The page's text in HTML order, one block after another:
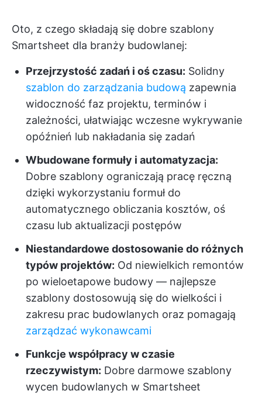
Oto, z czego składają się dobre szablony
Smartsheet dla branży budowlanej:
Przejrzystość zadań i oś czasu: Solidny
szablon do zarządzania budową zapewnia
widoczność faz projektu, terminów i
zależności, ułatwiając wczesne wykrywanie
opóźnień lub nakładania się zadań
Wbudowane formuły i automatyzacja:
Dobre szablony ograniczają pracę ręczną
dzięki wykorzystaniu formuł do
automatycznego obliczania kosztów, oś
czasu lub aktualizacji postępów
Niestandardowe dostosowanie do różnych
typów projektów: Od niewielkich remontów
po wieloetapowe budowy — najlepsze
szablony dostosowują się do wielkości i
zakresu prac budowlanych oraz pomagają
zarządzać wykonawcami
Funkcje współpracy w czasie
rzeczywistym: Dobre darmowe szablony
wycen budowlanych w Smartsheet